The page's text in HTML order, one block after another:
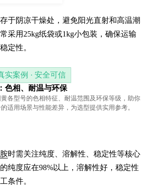
于阴凉干燥处，避免阳光直射和高温潮
采用25kg纸袋或1kg小包装，确保运输
定性。
实案例 · 安全可信
色相、耐温与环保
各型号的色相特征、耐温范围及环保等级，助你
适用场景与性能差异，为选型提供实用参考。
时需关注纯度、溶解性、稳定性等核心
纯度应在98%以上，溶解性好，稳定性
条件。